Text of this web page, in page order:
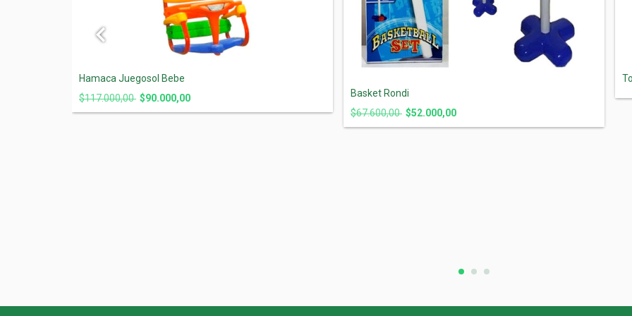
Hamaca Juegosol Bebe
$117.000,00 $90.000,00
Basket Rondi
$67.600,00 $52.000,00